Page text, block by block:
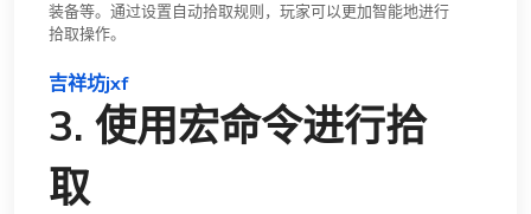
装备等。通过设置自动拾取规则，玩家可以更加智能地进行
拾取操作。
吉祥坊jxf
3. 使用宏命令进行拾
取